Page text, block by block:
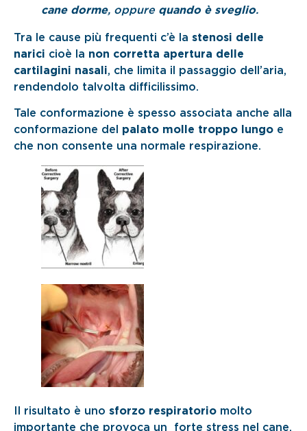
cane dorme, oppure quando è sveglio.
Tra le cause più frequenti c’è la stenosi delle
narici cioè la non corretta apertura delle
cartilagini nasali, che limita il passaggio dell’aria,
rendendolo talvolta difficilissimo.
Tale conformazione è spesso associata anche alla
conformazione del palato molle troppo lungo e
che non consente una normale respirazione.
Il risultato è uno sforzo respiratorio molto
importante che provoca un forte stress nel cane.